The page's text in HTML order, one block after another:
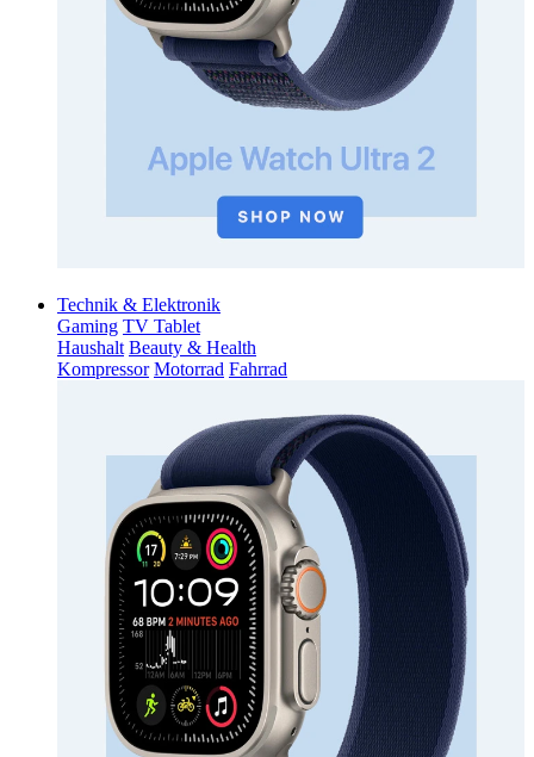
Technik & Elektronik
Gaming TV Tablet
Haushalt Beauty & Health
Kompressor Motorrad Fahrrad